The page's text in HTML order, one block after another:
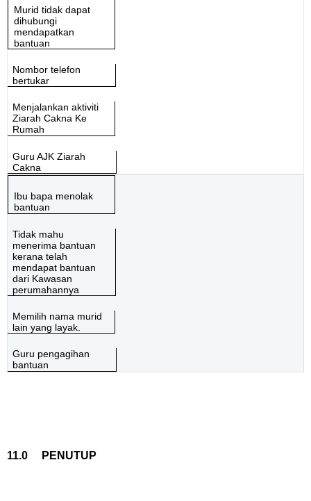
Murid tidak dapat
dihubungi
mendapatkan
bantuan
Nombor telefon
bertukar
Menjalankan aktiviti
Ziarah Cakna Ke
Rumah
Guru AJK Ziarah
Cakna
Ibu bapa menolak
bantuan
Tidak mahu
menerima bantuan
kerana telah
mendapat bantuan
dari Kawasan
perumahannya
Memilih nama murid
lain yang layak.
Guru pengagihan
bantuan
11.0 PENUTUP